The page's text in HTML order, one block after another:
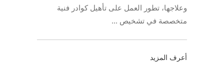
وعلاجها، تطور العمل على تأهيل كوادر فنية
متخصصة في تشخيص
أعرف المزيد